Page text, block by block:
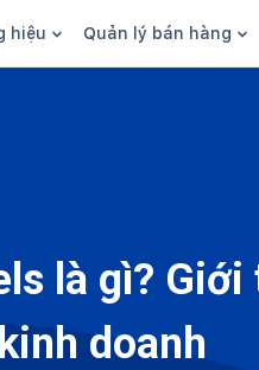
hiệu Quản lý bán hàng
Tài chính
Nhân viên
là gì?
doanh